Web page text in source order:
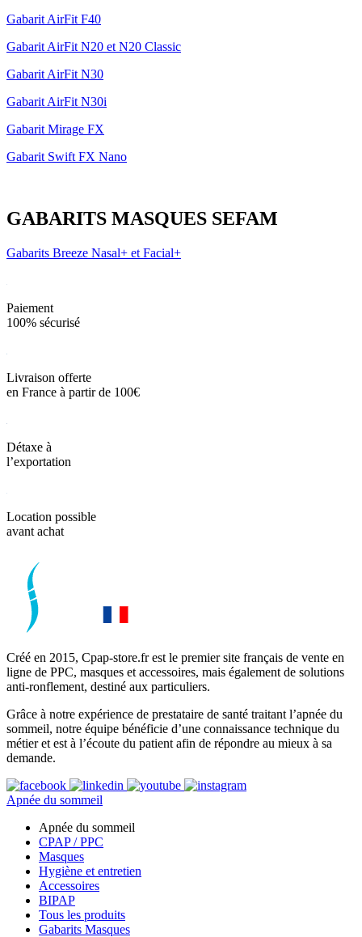
Gabarit AirFit F40
Gabarit AirFit N20 et N20 Classic
Gabarit AirFit N30
Gabarit AirFit N30i
Gabarit Mirage FX
Gabarit Swift FX Nano
GABARITS MASQUES SEFAM
Gabarits Breeze Nasal+ et Facial+
Paiement
100% sécurisé
Livraison offerte
en France à partir de 100€
Détaxe à
l’exportation
Location possible
avant achat
Créé en 2015, Cpap-store.fr est le premier site français de vente en
ligne de PPC, masques et accessoires, mais également de solutions
anti-ronflement, destiné aux particuliers.
Grâce à notre expérience de prestataire de santé traitant l’apnée du
sommeil, notre équipe bénéficie d’une connaissance technique du
métier et est à l’écoute du patient afin de répondre au mieux à sa
demande.
Apnée du sommeil
Apnée du sommeil
CPAP / PPC
Masques
Hygiène et entretien
Accessoires
BIPAP
Tous les produits
Gabarits Masques